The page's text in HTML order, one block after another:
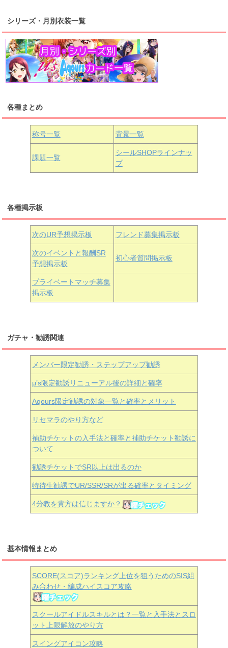
桜内梨子 高海千歌 渡辺曜
浦の星女学院1年生
津島善子 黒澤ルビィ
浦の星女学院3年生
黒澤ダイヤ
上原歩夢 宮下愛 優木せつ菜
虹ヶ咲学園1年生
中須かすみ 天王寺璃奈
朝香果林 近江彼方 エマ・ヴェルデ
シリーズ・月別衣装一覧
各種まとめ
称号一覧 背景一覧
課題一覧
シールSHOPラインナッ
プ
各種掲示板
次のUR予想掲示板 フレンド募集掲示板
次のイベントと報酬SR
予想掲示板
初心者質問掲示板
プライベートマッチ募集
掲示板
ガチャ・勧誘関連
メンバー限定勧誘・ステップアップ勧誘
μ’s限定勧誘リニューアル後の詳細と確率
Aqours限定勧誘の対象一覧と確率とメリット
リセマラのやり方など
補助チケットの入手法と確率と補助チケット勧誘に
ついて
勧誘チケットでSR以上は出るのか
特待生勧誘でUR/SSR/SRが出る確率とタイミング
4分教を貴方は信じますか？
基本情報まとめ
SCORE(スコア)ランキング上位を狙うためのSIS組
み合わせ・編成ハイスコア攻略
スクールアイドルスキルとは？一覧と入手法とスロ
ット上限解放のやり方
スイングアイコン攻略